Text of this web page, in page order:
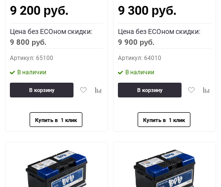
9 200 руб.
Цена без ECOном скидки:
9 800 руб.
Артикул: 65100
В наличии
ДобавитьДобавить
В корзину
9 300 руб.
Цена без ECOном скидки:
9 900 руб.
Артикул: 64010
В наличии
Добавить
В корзину